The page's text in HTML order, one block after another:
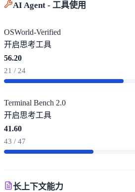
AI Agent - 工具使用
OSWorld-Verified
开启思考工具
56.20
21 / 24
Terminal Bench 2.0
开启思考工具
41.60
43 / 47
长上下文能力